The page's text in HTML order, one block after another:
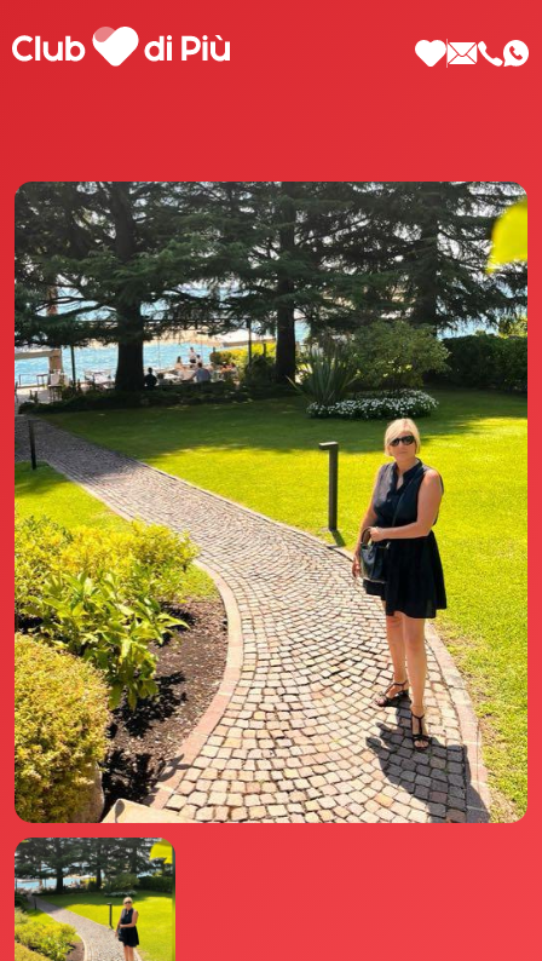
Scopri Club di Più
Le testimonianze Club di Più
La fondatrice Valeria Pilla
Annunci Donne
Agenzia matrimoniale Club di Più
Love Notebook
Il libro Donna di Cuori
Quanto costa Club di Più
Love Academy
Domande Frequenti
Impegno Sociale
Le nostre sedi
Facebook
YouTube
Instagram
TikTok